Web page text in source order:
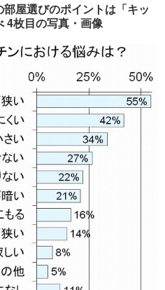
スポーツ
ショッピング
屋選びのポイントは「キッ
枚目の写真・画像